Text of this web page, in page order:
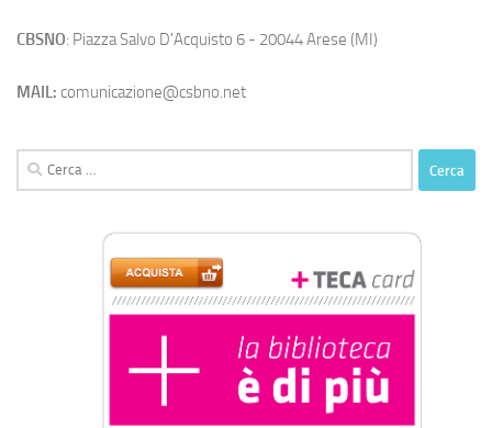
CBSNO: Piazza Salvo D'Acquisto 6 - 20044 Arese (MI)
MAIL: comunicazione@csbno.net
Ricerca
per: